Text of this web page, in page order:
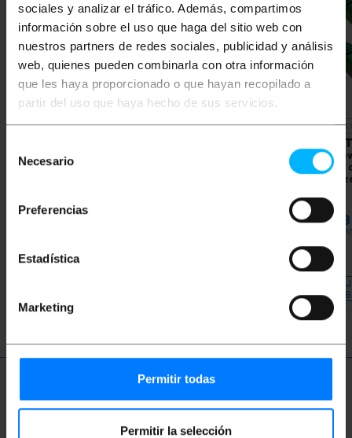
sociales y analizar el tráfico. Además, compartimos
información sobre el uso que haga del sitio web con
nuestros partners de redes sociales, publicidad y análisis
web, quienes pueden combinarla con otra información
que les haya proporcionado o que hayan recopilado a
partir del uso que haya hecho de sus servicios.
Necesario
Preferencias
Estadística
Marketing
Permitir todas
Permitir la selección
sieciowy Ethernet kat. 6
UTP o długości 5 m,
PVP
3,03€
PVD
2,37
RU183
UTP o
PVP
Więcej informacji